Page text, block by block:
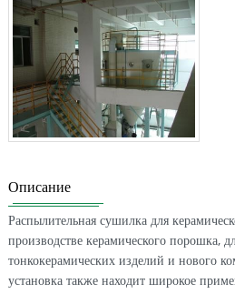
Описание
Распылительная сушилка для
производстве керамического порошка,
тонкокерамических изделий и нового
установка также находит широкое